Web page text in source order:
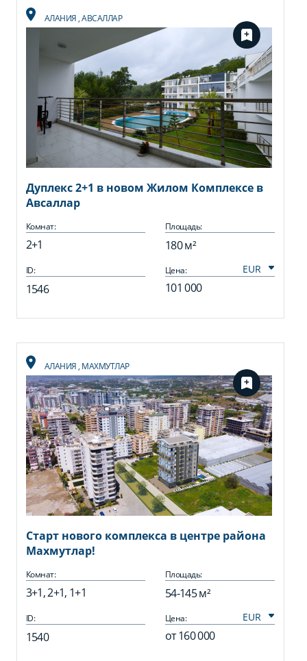
АЛАНИЯ,АВСАЛЛАР
Дуплекс 2+1 в новом Жилом Комплексе в
Авсаллар
Комнат:
2+1
Площадь:
180 м²
ID:
1546
Цена:
101 000
АЛАНИЯ, МАХМУТЛАР
Старт нового комплекса в центре района
Махмутлар!
Комнат:
3+1, 2+1, 1+1
Площадь:
54-145 м²
ID:
1540
Цена:
от160 000